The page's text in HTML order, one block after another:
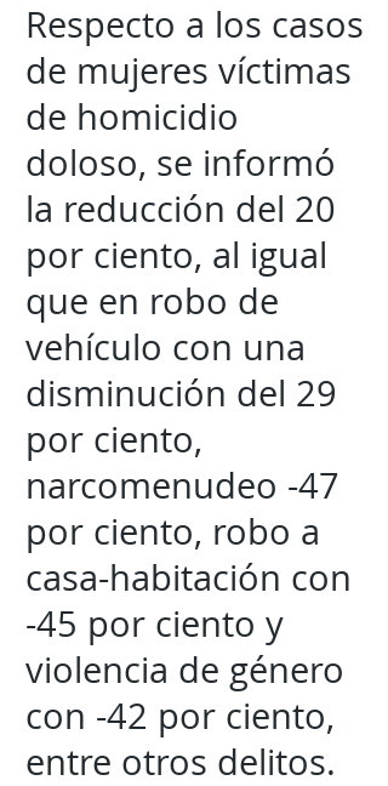
Respecto a los casos
de mujeres víctimas
de homicidio
doloso, se informó
la reducción del 20
por ciento, al igual
que en robo de
vehículo con una
disminución del 29
por ciento,
narcomenudeo -47
por ciento, robo a
casa-habitación con
-45 por ciento y
violencia de género
con -42 por ciento,
entre otros delitos.